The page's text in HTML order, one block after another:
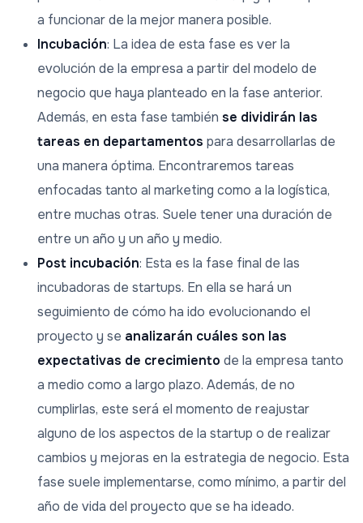
a funcionar de la mejor manera posible.
Incubación: La idea de esta fase es ver la
evolución de la empresa a partir del modelo de
negocio que haya planteado en la fase anterior.
Además, en esta fase también se dividirán las
tareas en departamentos para desarrollarlas de
una manera óptima. Encontraremos tareas
enfocadas tanto al marketing como a la logística,
entre muchas otras. Suele tener una duración de
entre un año y un año y medio.
Post incubación: Esta es la fase final de las
incubadoras de startups. En ella se hará un
seguimiento de cómo ha ido evolucionando el
proyecto y se analizarán cuáles son las
expectativas de crecimiento de la empresa tanto
a medio como a largo plazo. Además, de no
cumplirlas, este será el momento de reajustar
alguno de los aspectos de la startup o de realizar
cambios y mejoras en la estrategia de negocio. Esta
fase suele implementarse, como mínimo, a partir del
año de vida del proyecto que se ha ideado.